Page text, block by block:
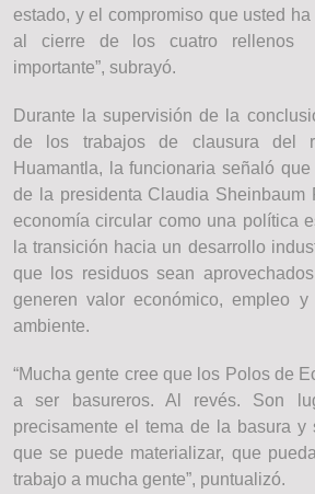
estado, y el compromiso que usted
al cierre de los cuatro rellenos
importante”, subrayó.
Durante la supervisión de la
de los trabajos de clausura del
Huamantla, la funcionaria señaló
de la presidenta Claudia Sheinbaum
economía circular como una política
la transición hacia un desarrollo
que los residuos sean
generen valor económico, empleo
ambiente.
“Mucha gente cree que los Polos de
a ser basureros. Al revés. Son
precisamente el tema de la basura y
que se puede materializar, que
trabajo a mucha gente”, puntualizó.